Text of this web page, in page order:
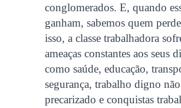
conglomerados. E, quando
ganham, sabemos quem
isso, a classe trabalhadora
ameaças constantes aos seus
como saúde, educação,
segurança, trabalho digno não
precarizado e conquistas